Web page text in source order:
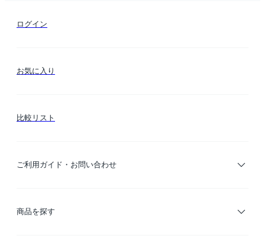
ログイン
お気に入り
比較リスト
ご利用ガイド・お問い合わせ
ご利用ガイド
商品を探す